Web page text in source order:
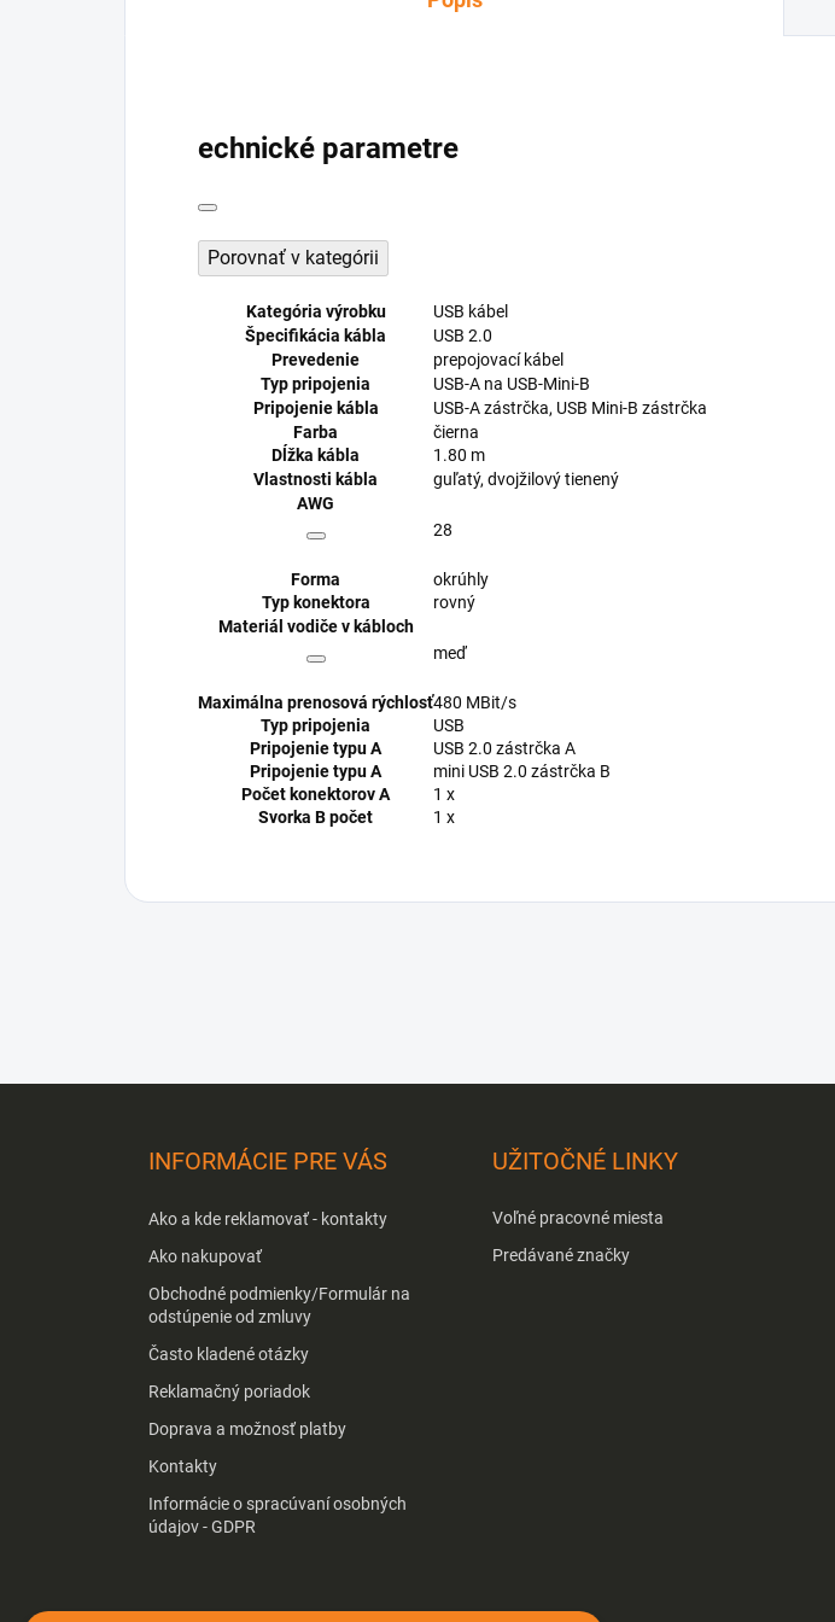
echnické parametre
Porovnať v kategórii
Kategória výrobku
USB kábel
Špecifikácia kábla
USB 2.0
Prevedenie
prepojovací kábel
Typ pripojenia
USB-A na USB-Mini-B
Pripojenie kábla
USB-A zástrčka, USB Mini-B zástrčka
Farba
čierna
Dĺžka kábla
1.80 m
Vlastnosti kábla
guľatý, dvojžilový tienený
AWG
28
Forma
okrúhly
Typ konektora
rovný
Materiál vodiče v kábloch
meď
Maximálna prenosová rýchlosť480 MBit/s
Typ pripojenia
USB
Pripojenie typu A
USB 2.0 zástrčka A
Pripojenie typu A
mini USB 2.0 zástrčka B
Počet konektorov A
1 x
Svorka B počet
1 x
INFORMÁCIE PRE VÁS
Ako a kde reklamovať - kontakty
Ako nakupovať
Obchodné podmienky/Formulár na
odstúpenie od zmluvy
Často kladené otázky
Reklamačný poriadok
Doprava a možnosť platby
Kontakty
Informácie o spracúvaní osobných
údajov - GDPR
UŽITOČNÉ LINKY
Voľné pracovné miesta
Predávané značky